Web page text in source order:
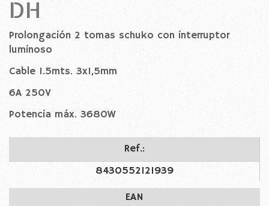
DH
Prolongación 2 tomas schuko con interruptor
luminoso
Cable 1.5mts. 3x1,5mm
6A 250V
Potencia máx. 3680W
Ref.:
8430552121939
EAN